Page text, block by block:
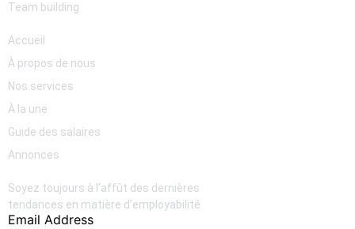
Accueil
À propos de nous
Nos services
À la une
Guide des salaires
Annonces
Team building
Soyez toujours à l’affût des dernières
tendances en matière d’employabilité
Email Address